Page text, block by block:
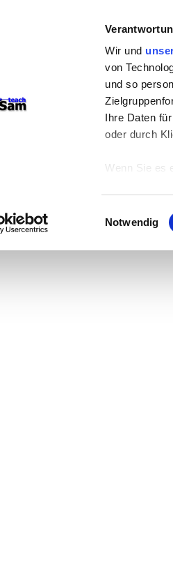
Wir und
von
und so
Ihre Daten
oder durch
Wenn Sie es
Ihr
Erfahren Sie
Präferenzen
Notwendig